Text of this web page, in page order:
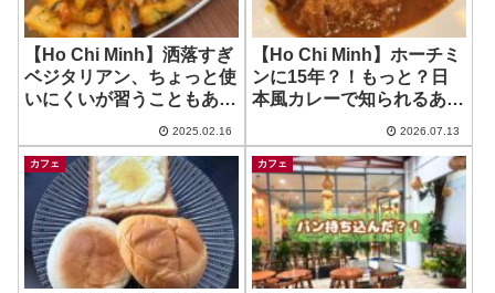
【Ho Chi Minh】洒落すぎ
ベジタリアン、ちょっと使
いにくいが習うこともあり
2025.02.16
【Ho Chi Minh】ホーチミ
ンに15年？！もっと？日
本風カレーで知られるあの
きたちぇりのバカちん今頃
レポ
2026.07.13
カフェ カフェ